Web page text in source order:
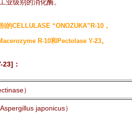
业级别的消化酶。
的CELLULASE “ONOZUKA”R-10，
R-10和Pectolase Y-23。
23]：
（Pectinase）
japonicus）